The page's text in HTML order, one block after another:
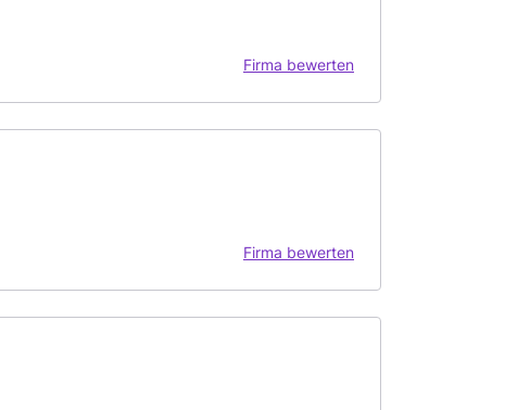
Firma bewerten
Firma bewerten